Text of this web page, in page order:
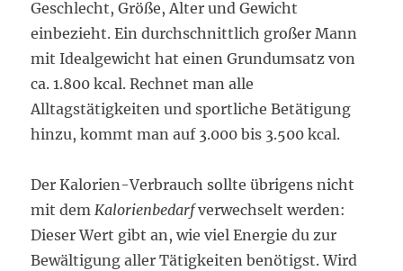
Geschlecht, Größe, Alter und Gewicht
einbezieht. Ein durchschnittlich großer Mann
mit Idealgewicht hat einen Grundumsatz von
ca. 1.800 kcal. Rechnet man alle
Alltagstätigkeiten und sportliche Betätigung
hinzu, kommt man auf 3.000 bis 3.500 kcal.
Der Kalorien-Verbrauch sollte übrigens nicht
mit demKalorienbedarfverwechselt werden:
Dieser Wert gibt an, wie viel Energie du zur
Bewältigung aller Tätigkeiten benötigst. Wird